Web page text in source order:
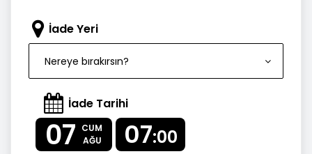
İade Yeri
Nereye bırakırsın?
İade Tarihi
07 CUM
AĞU
07:00